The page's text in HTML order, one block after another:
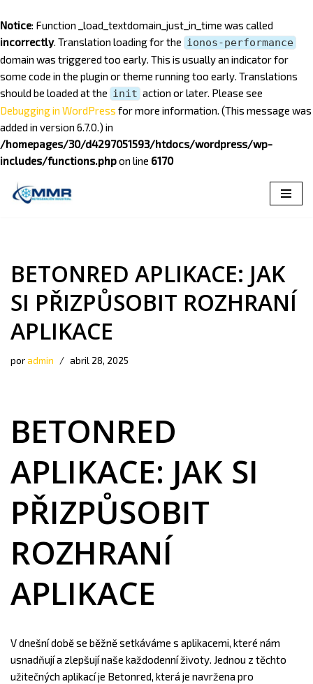
Notice: Function _load_textdomain_just_in_time was called
incorrectly. Translation loading for the ionos-performance
domain was triggered too early. This is usually an indicator for
some code in the plugin or theme running too early. Translations
should be loaded at the init action or later. Please see
Debugging in WordPress for more information. (This message was
added in version 6.7.0.) in
/homepages/30/d4297051593/htdocs/wordpress/wp-
includes/functions.phpon line 6170
Saltar
BETONRED APLIKACE: JAK
SI PŘIZPŮSOBIT ROZHRANÍ
APLIKACE
poradmin abril 28, 2025
BETONRED
APLIKACE: JAK SI
PŘIZPŮSOBIT
ROZHRANÍ
APLIKACE
V dnešní době se běžně setkáváme s aplikacemi, které nám
usnadňují a zlepšují naše každodenní životy. Jednou z těchto
užitečných aplikací je Betonred, která je navržena pro